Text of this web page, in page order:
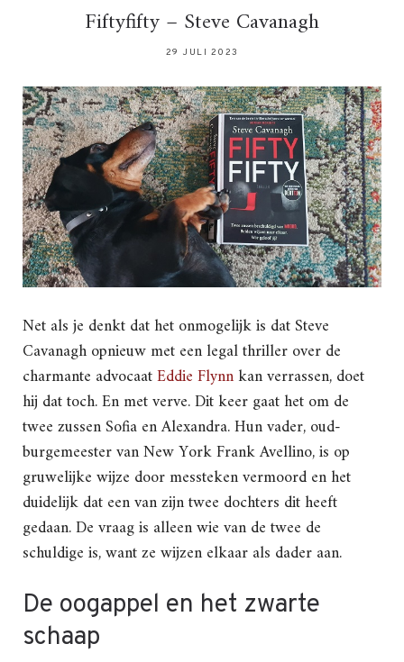
Fiftyfifty – Steve Cavanagh
29 JULI 2023
Net als je denkt dat het onmogelijk is dat Steve
Cavanagh opnieuw met een legal thriller over de
charmante advocaatEddie Flynnkan verrassen, doet
hij dat toch. En met verve. Dit keer gaat het om de
twee zussen Sofia en Alexandra. Hun vader, oud-
burgemeester van New York Frank Avellino, is op
gruwelijke wijze door messteken vermoord en het
duidelijk dat een van zijn twee dochters dit heeft
gedaan. De vraag is alleen wie van de twee de
schuldige is, want ze wijzen elkaar als dader aan.
De oogappel en het zwarte
schaap